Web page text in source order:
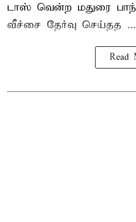
டாஸ் வென்ற மதுரை
வீச்சை தேர்வு செய்தத ...
Read